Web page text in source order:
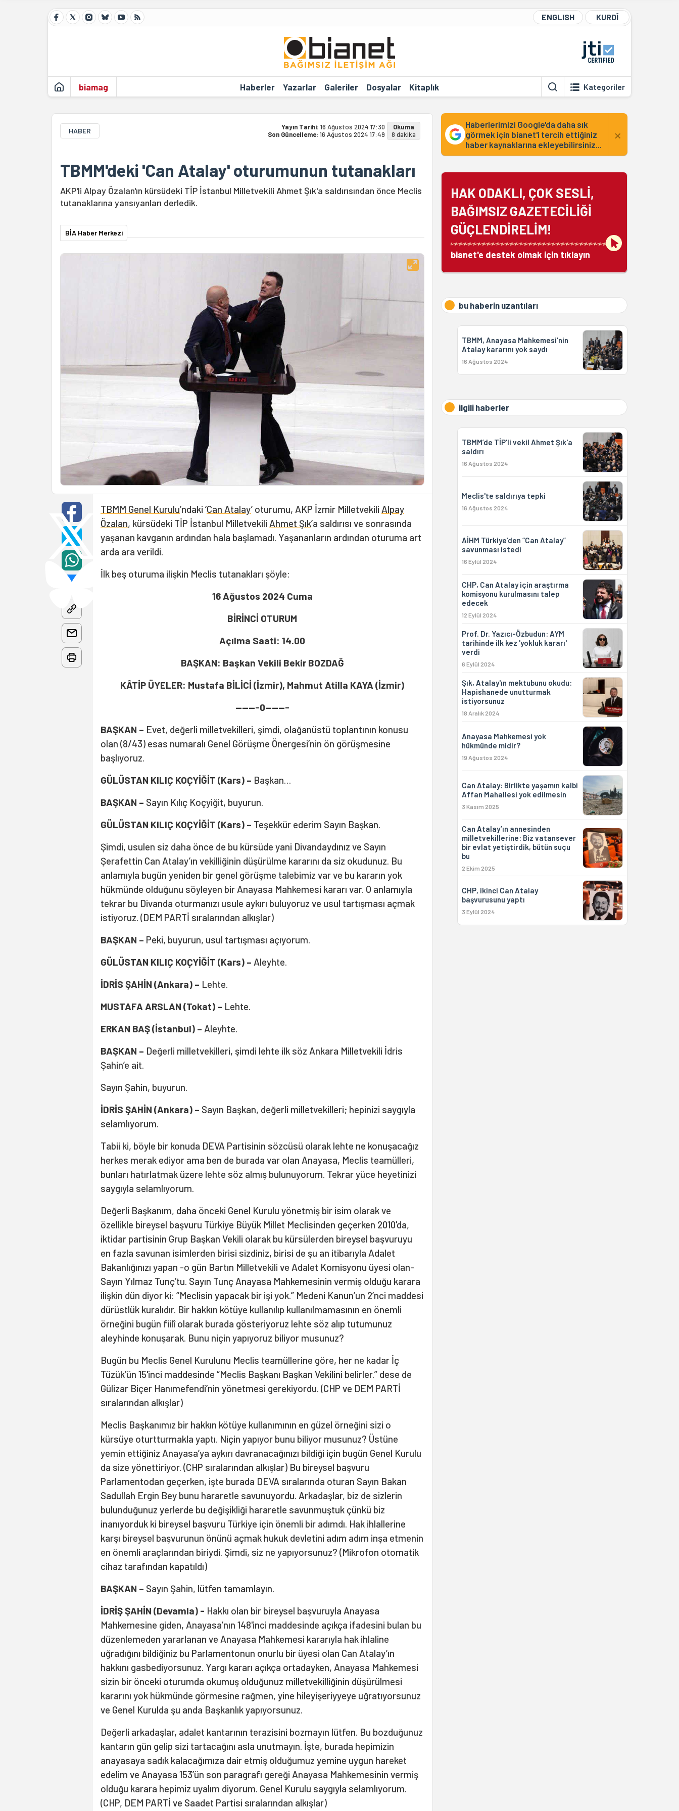
ENGLISH KURDÎ
biamag Haberler Yazarlar Galeriler Dosyalar Kitaplık Kategoriler
HABER Yayın Tarihi: 16 Ağustos 2024 17:30
Son Güncelleme: 16 Ağustos 2024 17:49
Okuma
8 dakika
TBMM'deki 'Can Atalay' oturumunun tutanakları
AKP'li Alpay Özalan'ın kürsüdeki TİP İstanbul Milletvekili Ahmet Şık'a saldırısından önce Meclis
tutanaklarına yansıyanları derledik.
BİA Haber Merkezi
TBMM Genel Kurulu’ndaki ‘Can Atalay’ oturumu, AKP İzmir Milletvekili Alpay
Özalan, kürsüdeki TİP İstanbul Milletvekili Ahmet Şık’a saldırısı ve sonrasında
yaşanan kavganın ardından hala başlamadı. Yaşananların ardından oturuma art
arda ara verildi.
İlk beş oturuma ilişkin Meclis tutanakları şöyle:
16 Ağustos 2024 Cuma
BİRİNCİ OTURUM
Açılma Saati: 14.00
BAŞKAN: Başkan Vekili Bekir BOZDAĞ
KÂTİP ÜYELER: Mustafa BİLİCİ (İzmir), Mahmut Atilla KAYA (İzmir)
-------0-------
BAŞKAN – Evet, değerli milletvekilleri, şimdi, olağanüstü toplantının konusu
olan (8/43) esas numaralı Genel Görüşme Önergesi’nin ön görüşmesine
başlıyoruz.
GÜLÜSTAN KILIÇ KOÇYİĞİT (Kars) – Başkan…
BAŞKAN – Sayın Kılıç Koçyiğit, buyurun.
GÜLÜSTAN KILIÇ KOÇYİĞİT (Kars) – Teşekkür ederim Sayın Başkan.
Şimdi, usulen siz daha önce de bu kürsüde yani Divandaydınız ve Sayın
Şerafettin Can Atalay’ın vekilliğinin düşürülme kararını da siz okudunuz. Bu
anlamıyla bugün yeniden bir genel görüşme talebimiz var ve bu kararın yok
hükmünde olduğunu söyleyen bir Anayasa Mahkemesi kararı var. O anlamıyla
tekrar bu Divanda oturmanızı usule aykırı buluyoruz ve usul tartışması açmak
istiyoruz. (DEM PARTİ sıralarından alkışlar)
BAŞKAN – Peki, buyurun, usul tartışması açıyorum.
GÜLÜSTAN KILIÇ KOÇYİĞİT (Kars) – Aleyhte.
İDRİS ŞAHİN (Ankara) – Lehte.
MUSTAFA ARSLAN (Tokat) – Lehte.
ERKAN BAŞ (İstanbul) – Aleyhte.
BAŞKAN – Değerli milletvekilleri, şimdi lehte ilk söz Ankara Milletvekili İdris
Şahin’e ait.
Sayın Şahin, buyurun.
İDRİS ŞAHİN (Ankara) – Sayın Başkan, değerli milletvekilleri; hepinizi saygıyla
selamlıyorum.
Tabii ki, böyle bir konuda DEVA Partisinin sözcüsü olarak lehte ne konuşacağız
herkes merak ediyor ama ben de burada var olan Anayasa, Meclis teamülleri,
bunları hatırlatmak üzere lehte söz almış bulunuyorum. Tekrar yüce heyetinizi
saygıyla selamlıyorum.
Değerli Başkanım, daha önceki Genel Kurulu yönetmiş bir isim olarak ve
özellikle bireysel başvuru Türkiye Büyük Millet Meclisinden geçerken 2010'da,
iktidar partisinin Grup Başkan Vekili olarak bu kürsülerden bireysel başvuruyu
en fazla savunan isimlerden birisi sizdiniz, birisi de şu an itibarıyla Adalet
Bakanlığınızı yapan -o gün Bartın Milletvekili ve Adalet Komisyonu üyesi olan-
Sayın Yılmaz Tunç’tu. Sayın Tunç Anayasa Mahkemesinin vermiş olduğu karara
ilişkin dün diyor ki: “Meclisin yapacak bir işi yok.” Medeni Kanun’un 2’nci maddesi
dürüstlük kuralıdır. Bir hakkın kötüye kullanılıp kullanılmamasının en önemli
örneğini bugün fiilî olarak burada gösteriyoruz lehte söz alıp tutumunuz
aleyhinde konuşarak. Bunu niçin yapıyoruz biliyor musunuz?
Bugün bu Meclis Genel Kurulunu Meclis teamüllerine göre, her ne kadar İç
Tüzük’ün 15'inci maddesinde “Meclis Başkanı Başkan Vekilini belirler.” dese de
Gülizar Biçer Hanımefendi’nin yönetmesi gerekiyordu. (CHP ve DEM PARTİ
sıralarından alkışlar)
Meclis Başkanımız bir hakkın kötüye kullanımının en güzel örneğini sizi o
kürsüye oturtturmakla yaptı. Niçin yapıyor bunu biliyor musunuz? Üstüne
yemin ettiğiniz Anayasa’ya aykırı davranacağınızı bildiği için bugün Genel Kurulu
da size yönettiriyor. (CHP sıralarından alkışlar) Bu bireysel başvuru
Parlamentodan geçerken, işte burada DEVA sıralarında oturan Sayın Bakan
Sadullah Ergin Bey bunu hararetle savunuyordu. Arkadaşlar, biz de sizlerin
bulunduğunuz yerlerde bu değişikliği hararetle savunmuştuk çünkü biz
inanıyorduk ki bireysel başvuru Türkiye için önemli bir adımdı. Hak ihlallerine
karşı bireysel başvurunun önünü açmak hukuk devletini adım adım inşa etmenin
en önemli araçlarından biriydi. Şimdi, siz ne yapıyorsunuz? (Mikrofon otomatik
cihaz tarafından kapatıldı)
BAŞKAN – Sayın Şahin, lütfen tamamlayın.
İDRİŞ ŞAHİN (Devamla) - Hakkı olan bir bireysel başvuruyla Anayasa
Mahkemesine giden, Anayasa’nın 148'inci maddesinde açıkça ifadesini bulan bu
düzenlemeden yararlanan ve Anayasa Mahkemesi kararıyla hak ihlaline
uğradığını bildiğiniz bu Parlamentonun onurlu bir üyesi olan Can Atalay’ın
hakkını gasbediyorsunuz. Yargı kararı açıkça ortadayken, Anayasa Mahkemesi
sizin bir önceki oturumda okumuş olduğunuz milletvekilliğinin düşürülmesi
kararını yok hükmünde görmesine rağmen, yine hileyişeriyyeye uğratıyorsunuz
ve Genel Kurulda şu anda Başkanlık yapıyorsunuz.
Değerli arkadaşlar, adalet kantarının terazisini bozmayın lütfen. Bu bozduğunuz
kantarın gün gelip sizi tartacağını asla unutmayın. İşte, burada hepimizin
anayasaya sadık kalacağımıza dair etmiş olduğumuz yemine uygun hareket
edelim ve Anayasa 153’ün son paragrafı gereği Anayasa Mahkemesinin vermiş
olduğu karara hepimiz uyalım diyorum. Genel Kurulu saygıyla selamlıyorum.
(CHP, DEM PARTİ ve Saadet Partisi sıralarından alkışlar)
Haberlerimizi Google'da daha sık
görmek için bianet'i tercih ettiğiniz
haber kaynaklarına ekleyebilirsiniz...
×
HAK ODAKLI, ÇOK SESLİ,
BAĞIMSIZ GAZETECİLİĞİ
GÜÇLENDİRELİM!
bianet'e destek olmak için tıklayın
bu haberin uzantıları
TBMM, Anayasa Mahkemesi'nin
Atalay kararını yok saydı
16 Ağustos 2024
ilgili haberler
TBMM’de TİP'li vekil Ahmet Şık'a
saldırı
16 Ağustos 2024
Meclis'te saldırıya tepki
16 Ağustos 2024
AİHM Türkiye’den “Can Atalay”
savunması istedi
16 Eylül 2024
CHP, Can Atalay için araştırma
komisyonu kurulmasını talep
edecek
12 Eylül 2024
Prof. Dr. Yazıcı-Özbudun: AYM
tarihinde ilk kez 'yokluk kararı'
verdi
6 Eylül 2024
Şık, Atalay'ın mektubunu okudu:
Hapishanede unutturmak
istiyorsunuz
18 Aralık 2024
Anayasa Mahkemesi yok
hükmünde midir?
19 Ağustos 2024
Can Atalay: Birlikte yaşamın kalbi
Affan Mahallesi yok edilmesin
3 Kasım 2025
Can Atalay’ın annesinden
milletvekillerine: Biz vatansever
bir evlat yetiştirdik, bütün suçu
bu
2 Ekim 2025
CHP, ikinci Can Atalay
başvurusunu yaptı
3 Eylül 2024